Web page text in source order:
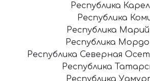
Республика
Республика
Республика
Республика
Республика Северная
Республика
Республика